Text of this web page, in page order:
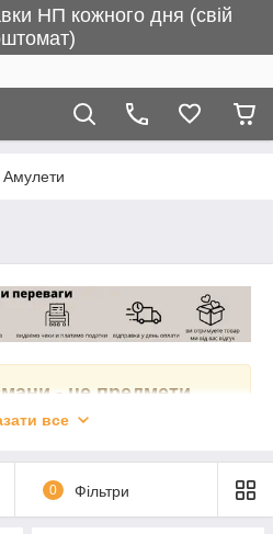
НП кожного дня (свій
Амулети
- це предмети,
власника певні
міді на 87%. Амулет темніє під
не псує зовнішній вигляд
все
0 Фільтри